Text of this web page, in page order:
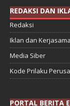
REDAKSI DAN
Redaksi
Iklan dan Kerjasama
Media Siber
Kode Prilaku
PORTAL BERITA